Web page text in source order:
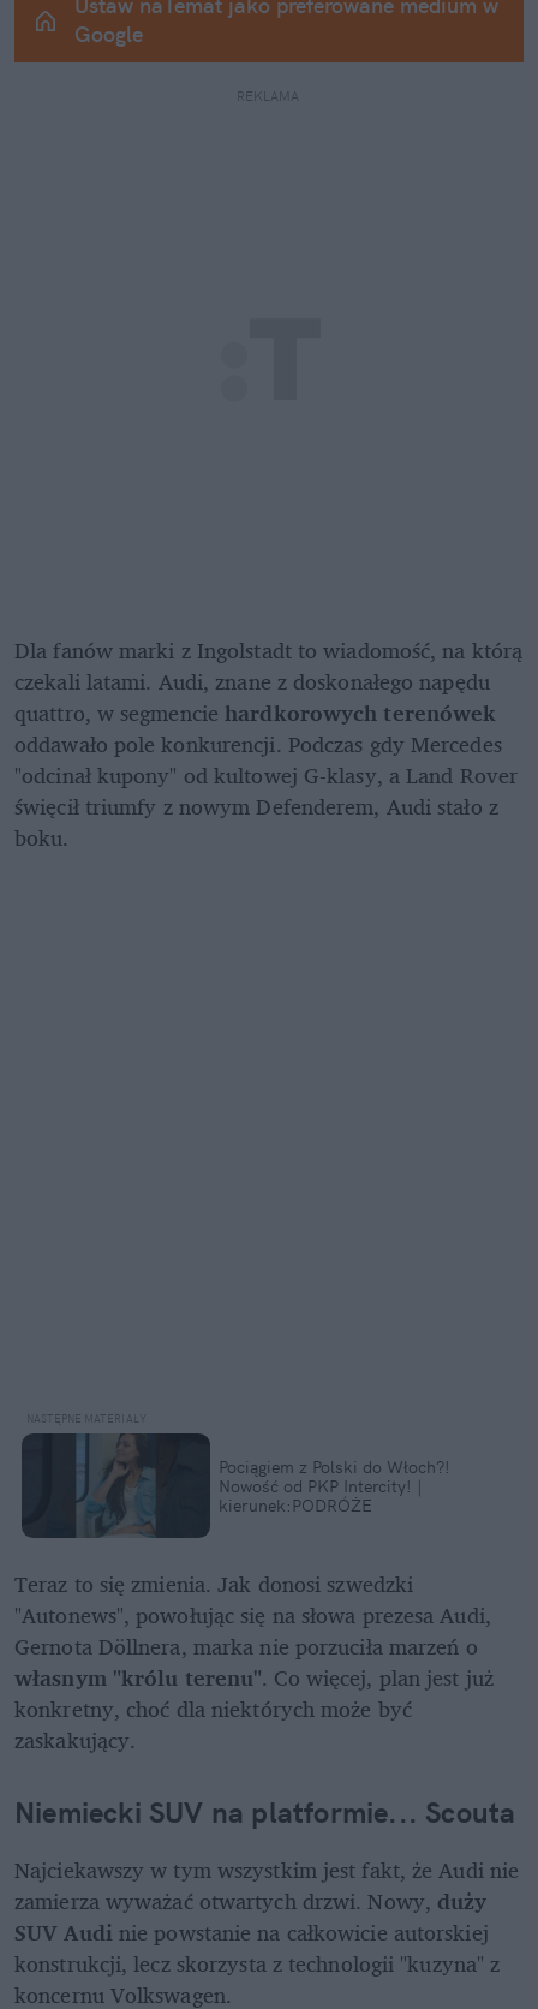
Ustaw naTemat jako preferowane medium w
Google
REKLAMA
Dla fanów marki z Ingolstadt to wiadomość, na którą
czekali latami. Audi, znane z doskonałego napędu
quattro, w segmencie hardkorowych terenówek
oddawało pole konkurencji. Podczas gdy Mercedes
"odcinał kupony" od kultowej G-klasy, a Land Rover
święcił triumfy z nowym Defenderem, Audi stało z
boku.
Pociągiem z Polski do Włoch?!
Nowość od PKP Intercity! |
kierunek:PODRÓŻE
Teraz to się zmienia. Jak donosi szwedzki
"Autonews", powołując się na słowa prezesa Audi,
własnym "królu terenu". Co więcej, plan jest już
konkretny, choć dla niektórych może być
zaskakujący.
Niemiecki SUV na platformie... Scouta
Najciekawszy w tym wszystkim jest fakt, że Audi nie
zamierza wyważać otwartych drzwi. Nowy, duży
SUV Audi nie powstanie na całkowicie autorskiej
konstrukcji, lecz skorzysta z technologii "kuzyna" z
koncernu Volkswagen.